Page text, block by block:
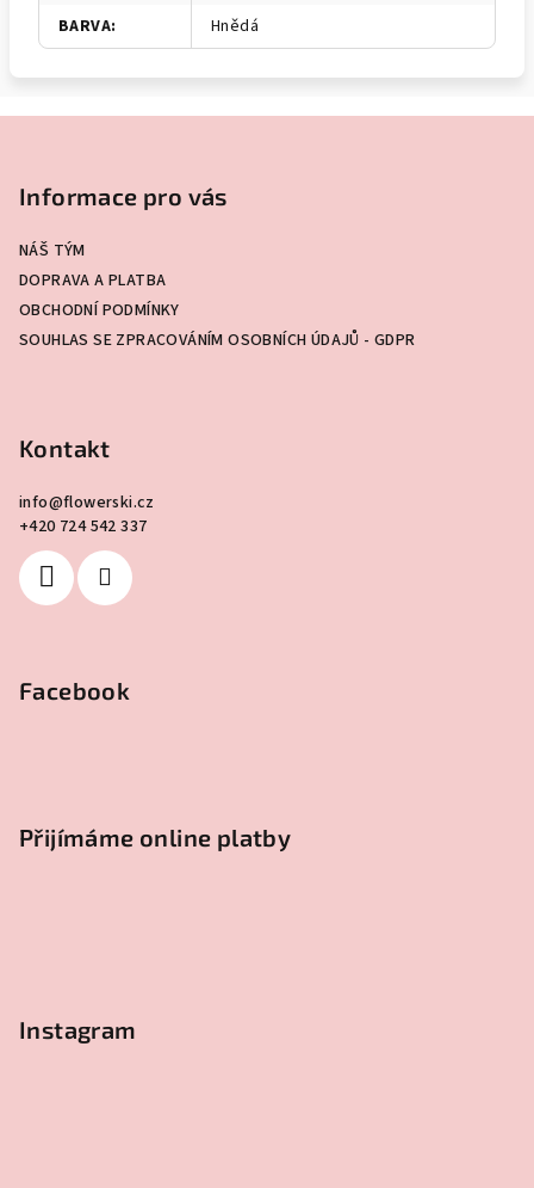
BARVA: Hnědá
Informace pro vás
NÁŠ TÝM
DOPRAVA A PLATBA
OBCHODNÍ PODMÍNKY
SOUHLAS SE ZPRACOVÁNÍM OSOBNÍCH ÚDAJŮ - GDPR
Kontakt
info@flowerski.cz
+420 724 542 337
Facebook
Přijímáme online platby
Instagram